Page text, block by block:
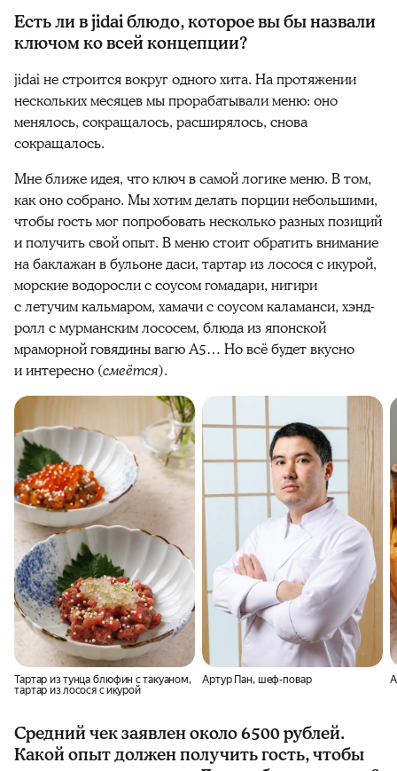
Есть ли в jidai блюдо, которое вы бы назвали
ключом ко всей концепции?
jidai не строится вокруг одного хита. На протяжении
нескольких месяцев мы прорабатывали меню: оно
менялось, сокращалось, расширялось, снова
сокращалось.
Мне ближе идея, что ключ в самой логике меню. В том,
как оно собрано. Мы хотим делать порции небольшими,
чтобы гость мог попробовать несколько разных позиций
и получить свой опыт. В меню стоит обратить внимание
на баклажан в бульоне даси, тартар из лосося с икурой,
морские водоросли с соусом гомадари, нигири
с летучим кальмаром, хамачи с соусом каламанси, хэнд-
ролл с мурманским лососем, блюда из японской
мраморной говядины вагю A5… Но всё будет вкусно
и интересно (смеётся).
Тартар из тунца блюфин с такуаном,
тартар из лосося с икурой
Артур Пан, шеф-повар
Средний чек заявлен около 6500 рублей.
Какой опыт должен получить гость, чтобы